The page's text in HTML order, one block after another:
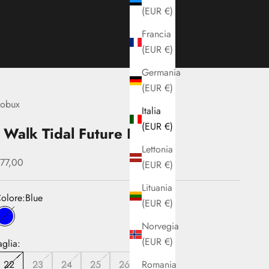
(EUR €)
Francia
(EUR €)
Germania
(EUR €)
Italia
(EUR €)
Lettonia
(EUR €)
Lituania
(EUR €)
Norvegia
(EUR €)
Romania
Tidal Future Dusk
scontato
Blue
Blue
22
23 24 25 26